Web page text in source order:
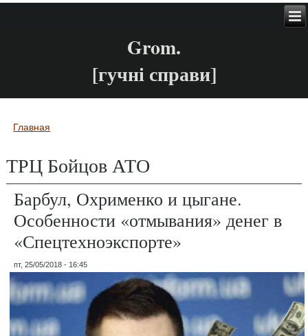
Grom.
[гучні справи]
Вы здесь
Главная
ТРЦ Бойцов АТО
Барбул, Охрименко и цыгане.
Особенности «отмывания» денег в
«Спецтехноэкспорте»
пт, 25/05/2018 - 16:45